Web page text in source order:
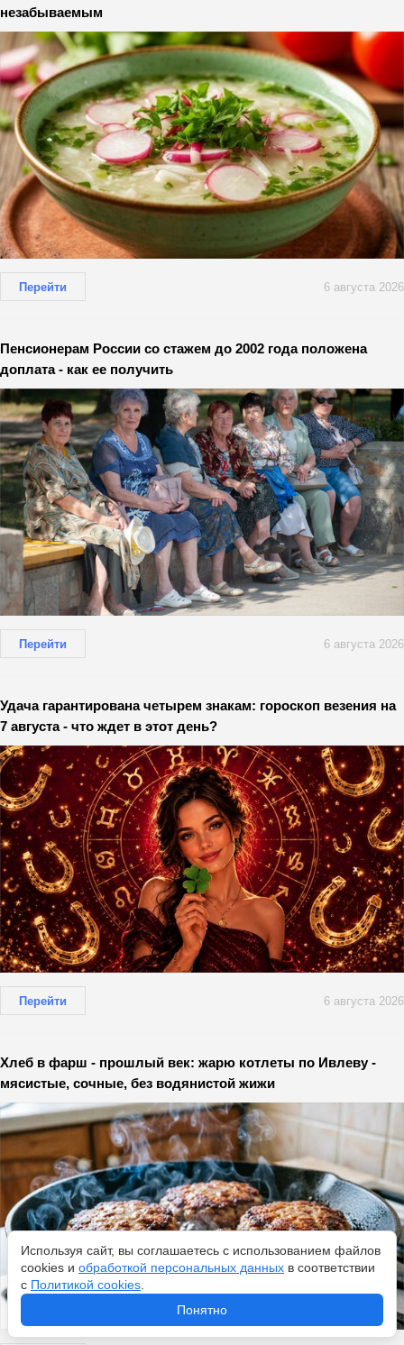
незабываемым
Перейти 6 августа 2026
Пенсионерам России со стажем до 2002 года положена
доплата - как ее получить
Перейти 6 августа 2026
Удача гарантирована четырем знакам: гороскоп везения на
7 августа - что ждет в этот день?
Перейти 6 августа 2026
Хлеб в фарш - прошлый век: жарю котлеты по Ивлеву -
мясистые, сочные, без водянистой жижи
Используя сайт, вы соглашаетесь с использованием файлов
cookies и обработкой персональных данных в соответствии
с Политикой cookies
Понятно